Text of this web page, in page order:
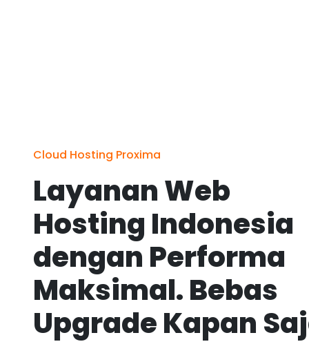
Cloud Hosting Proxima
Layanan Web
Hosting Indonesia
dengan Performa
Maksimal. Bebas
Upgrade Kapan